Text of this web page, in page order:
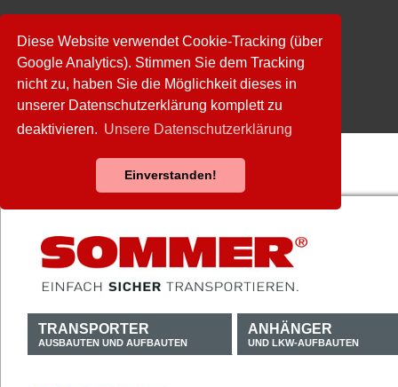
Diese Website verwendet Cookie-Tracking (über
Google Analytics). Stimmen Sie dem Tracking
nicht zu, haben Sie die Möglichkeit dieses in
unserer Datenschutzerklärung komplett zu
deaktivieren. Unsere Datenschutzerklärung
Einverstanden!
TRANSPORTER
AUSBAUTEN UND AUFBAUTEN
ANHÄNGER
UND LKW-AUFBAUTEN